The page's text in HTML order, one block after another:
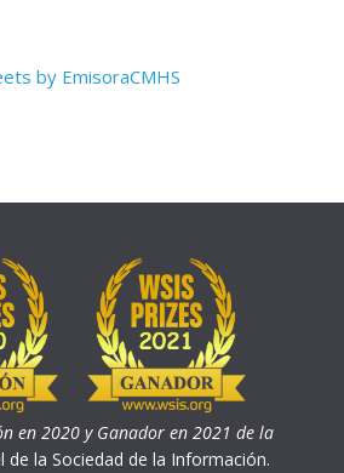
by EmisoraCMHS
en 2020 y Ganador en 2021 de la
de la Sociedad de la Información.